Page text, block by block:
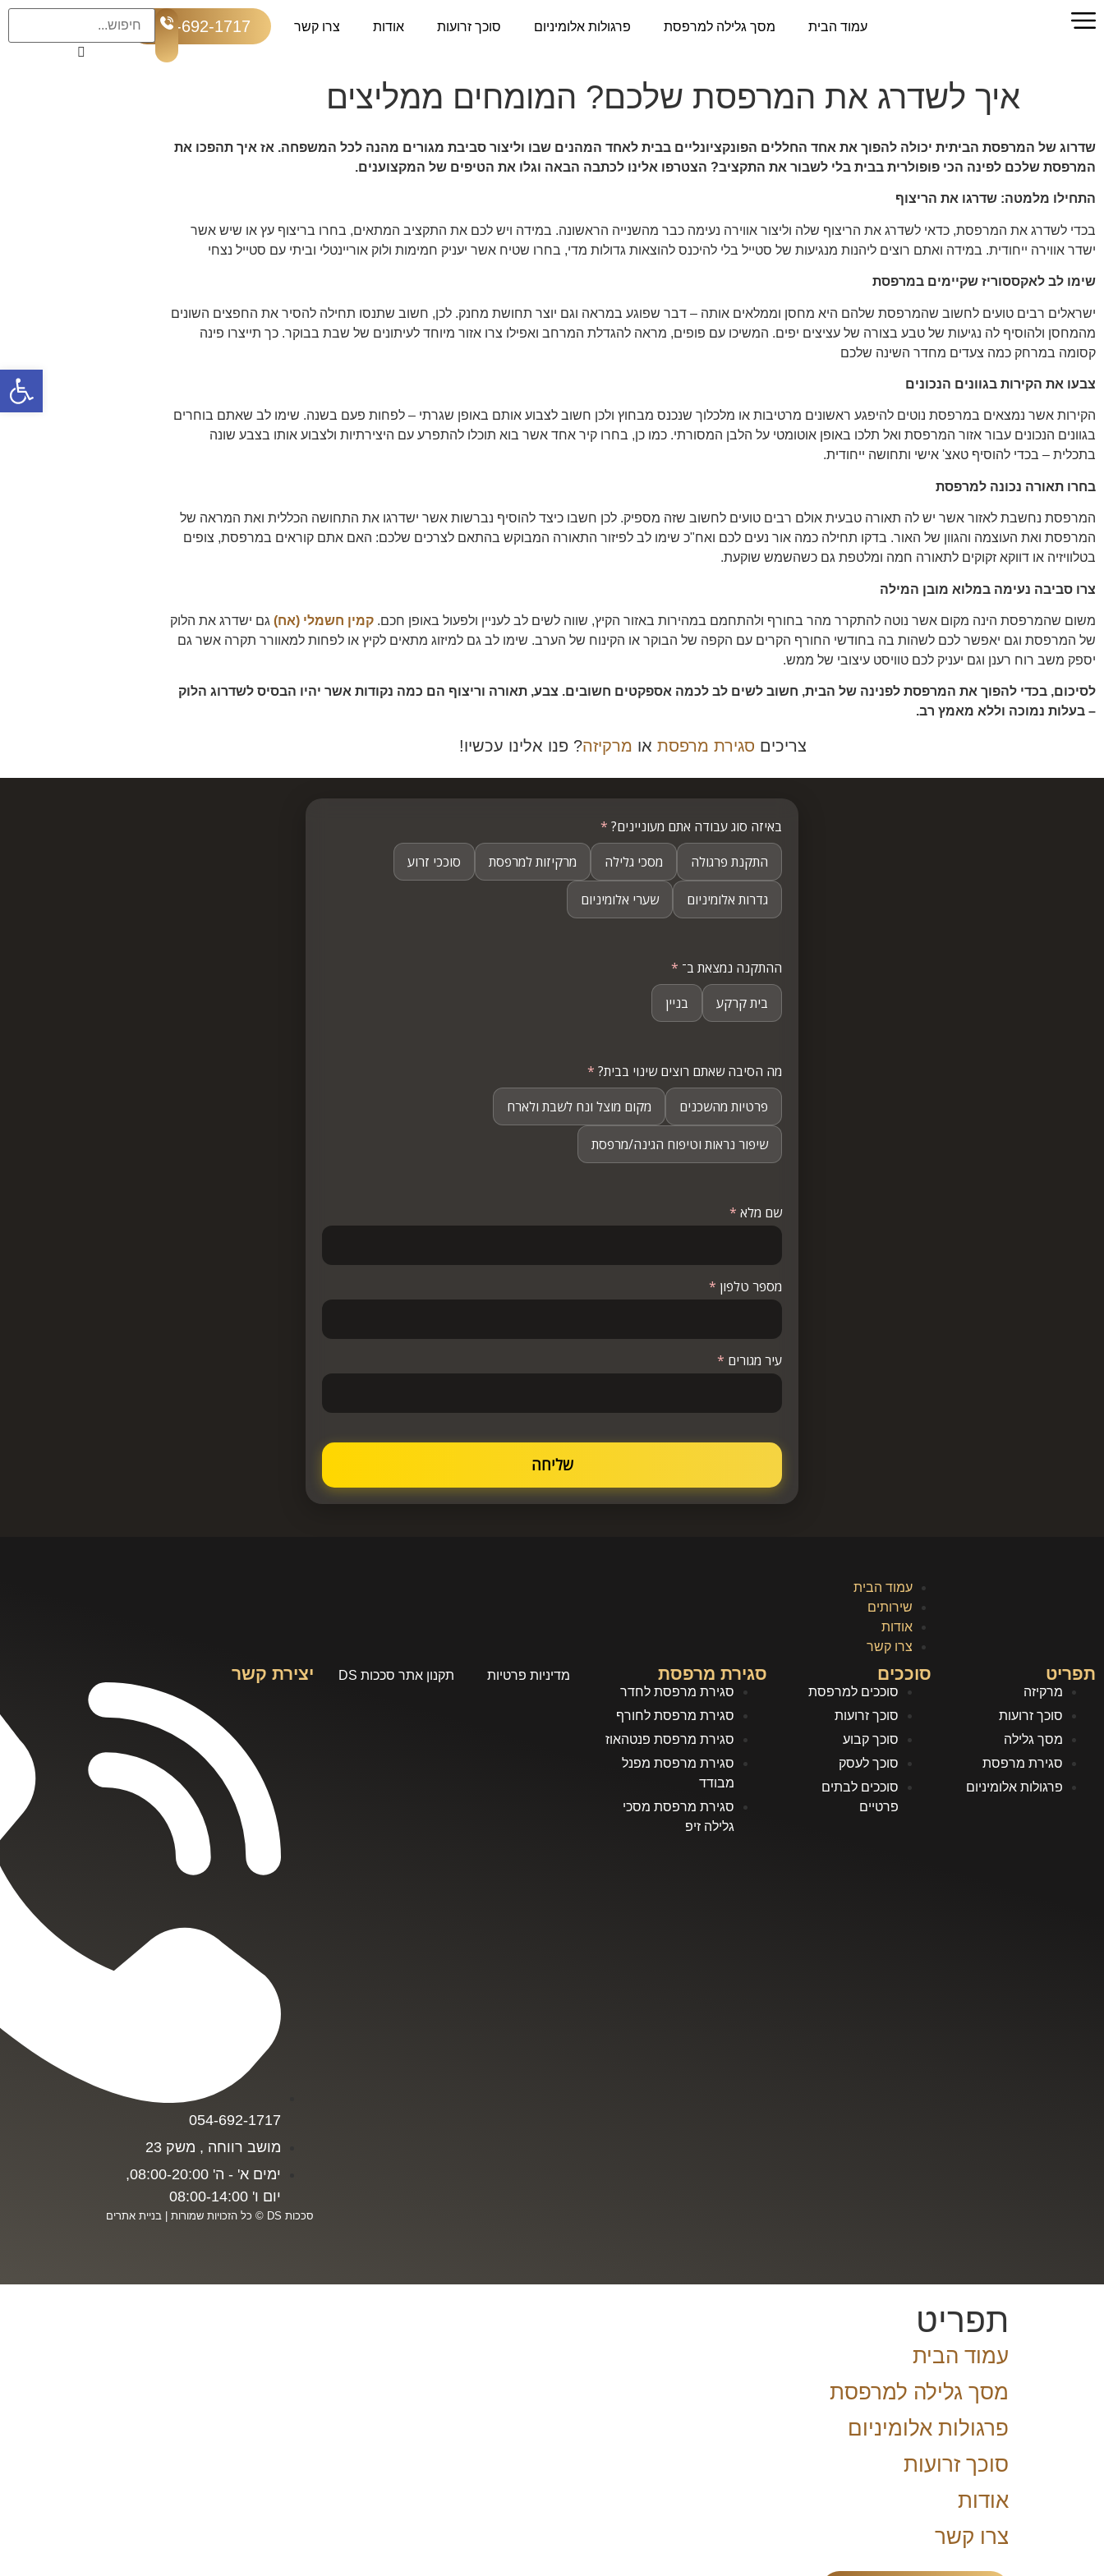
עמוד הבית מסך גלילה למרפסת פרגולות אלומיניום סוכך זרועות אודות צרו קשר 054-692-1717
איך לשדרג את המרפסת שלכם? המומחים ממליצים
שדרוג של המרפסת הביתית יכולה להפוך את אחד החללים הפונקציונליים בבית לאחד המהנים שבו וליצור סביבת מגורים מהנה לכל המשפחה. אז איך תהפכו את
המרפסת שלכם לפינה הכי פופולרית בבית בלי לשבור את התקציב? הצטרפו אלינו לכתבה הבאה וגלו את הטיפים של המקצוענים.
התחילו מלמטה: שדרגו את הריצוף
בכדי לשדרג את המרפסת, כדאי לשדרג את הריצוף שלה וליצור אווירה נעימה כבר מהשנייה הראשונה. במידה ויש לכם את התקציב המתאים, בחרו בריצוף עץ או שיש אשר
ישדר אווירה ייחודית. במידה ואתם רוצים ליהנות מנגיעות של סטייל בלי להיכנס להוצאות גדולות מדי, בחרו שטיח אשר יעניק חמימות ולוק אוריינטלי וביתי עם סטייל נצחי
שימו לב לאקססוריז שקיימים במרפסת
ישראלים רבים טועים לחשוב שהמרפסת שלהם היא מחסן וממלאים אותה – דבר שפוגע במראה וגם יוצר תחושת מחנק. לכן, חשוב שתנסו תחילה להסיר את החפצים השונים
מהמחסן ולהוסיף לה נגיעות של טבע בצורה של עציצים יפים. המשיכו עם פופים, מראה להגדלת המרחב ואפילו צרו אזור מיוחד לעיתונים של שבת בבוקר. כך תייצרו פינה
קסומה במרחק כמה צעדים מחדר השינה שלכם
צבעו את הקירות בגוונים הנכונים
הקירות אשר נמצאים במרפסת נוטים להיפגע ראשונים מרטיבות או מלכלוך שנכנס מבחוץ ולכן חשוב לצבוע אותם באופן שגרתי – לפחות פעם בשנה. שימו לב שאתם בוחרים
בגוונים הנכונים עבור אזור המרפסת ואל תלכו באופן אוטומטי על הלבן המסורתי. כמו כן, בחרו קיר אחד אשר בוא תוכלו להתפרע עם היצירתיות ולצבוע אותו בצבע שונה
בתכלית – בכדי להוסיף טאצ' אישי ותחושה ייחודית.
בחרו תאורה נכונה למרפסת
המרפסת נחשבת לאזור אשר יש לה תאורה טבעית אולם רבים טועים לחשוב שזה מספיק. לכן חשבו כיצד להוסיף נברשות אשר ישדרגו את התחושה הכללית ואת המראה של
המרפסת ואת העוצמה והגוון של האור. בדקו תחילה כמה אור נעים לכם ואח"כ שימו לב לפיזור התאורה המבוקש בהתאם לצרכים שלכם: האם אתם קוראים במרפסת, צופים
בטלוויזיה או דווקא זקוקים לתאורה חמה ומלטפת גם כשהשמש שוקעת.
צרו סביבה נעימה במלוא מובן המילה
משום שהמרפסת הינה מקום אשר נוטה להתקרר מהר בחורף ולהתחמם במהירות באזור הקיץ, שווה לשים לב לעניין ולפעול באופן חכם. קמין חשמלי (אח) גם ישדרג את הלוק
של המרפסת וגם יאפשר לכם לשהות בה בחודשי החורף הקרים עם הקפה של הבוקר או הקינוח של הערב. שימו לב גם למיזוג מתאים לקיץ או לפחות למאוורר תקרה אשר גם
יספק משב רוח רענן וגם יעניק לכם טוויסט עיצובי של ממש.
לסיכום, בכדי להפוך את המרפסת לפנינה של הבית, חשוב לשים לב לכמה אספקטים חשובים. צבע, תאורה וריצוף הם כמה נקודות אשר יהיו הבסיס לשדרוג הלוק
– בעלות נמוכה וללא מאמץ רב.
צריכים סגירת מרפסת או מרקיזה? פנו אלינו עכשיו!
באיזה סוג עבודה אתם מעוניינים? *
התקנת פרגולה
מסכי גלילה מרקיזות למרפסת סוככי זרוע
גדרות אלומיניום שערי אלומיניום
ההתקנה נמצאת ב־ *
בית קרקע
בניין
מה הסיבה שאתם רוצים שינוי בבית? *
פרטיות מהשכנים
מקום מוצל ונח לשבת ולארח
שיפור נראות וטיפוח הגינה/מרפסת
שם מלא *
מספר טלפון *
עיר מגורים *
שליחה
עמוד הבית
שירותים
אודות
צרו קשר
תפריט
מרקיזה
סוכך זרועות
מסך גלילה
סגירת מרפסת
פרגולות אלומיניום
סוככים
סוככים למרפסת
סוכך זרועות
סוכך קבוע
סוכך לעסק
סוככים לבתים
פרטיים
סגירת מרפסת
סגירת מרפסת לחדר
סגירת מרפסת לחורף
סגירת מרפסת פנטהאוז
סגירת מרפסת מפנל
מבודד
סגירת מרפסת מסכי
גלילה זיפ
מדיניות פרטיות תקנון אתר סככות DS יצירת קשר
054-692-1717
מושב רווחה , משק 23
ימים א' - ה' 08:00-20:00,
יום ו' 08:00-14:00
סככות DS © כל הזכויות שמורות בניית אתרים
תפריט
עמוד הבית
מסך גלילה למרפסת
פרגולות אלומיניום
סוכך זרועות
אודות
צרו קשר
פתח